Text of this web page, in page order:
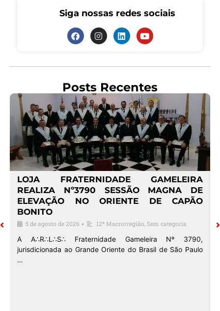
Siga nossas redes sociais
Posts Recentes
LOJA FRATERNIDADE GAMELEIRA
REALIZA Nº3790 SESSÃO MAGNA DE
ELEVAÇÃO NO ORIENTE DE CAPÃO
BONITO
5 de agosto de 2026 • 12ª Macrorregião Sem categoria
A A∴R∴L∴S∴ Fraternidade Gameleira Nº 3790,
jurisdicionada ao Grande Oriente do Brasil de São Paulo
…